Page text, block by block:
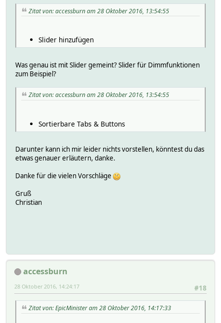
Zitat von: accessburn am 28 Oktober 2016, 13:54:55
Slider hinzufügen
Was genau ist mit Slider gemeint? Slider für Dimmfunktionen
zum Beispiel?
Zitat von: accessburn am 28 Oktober 2016, 13:54:55
Sortierbare Tabs & Buttons
Darunter kann ich mir leider nichts vorstellen, könntest du das
etwas genauer erläutern, danke.
Danke für die vielen Vorschläge
Gruß
Christian
accessburn
#18
28 Oktober 2016, 14:24:17
Zitat von: EpicMinister am 28 Oktober 2016, 14:17:33